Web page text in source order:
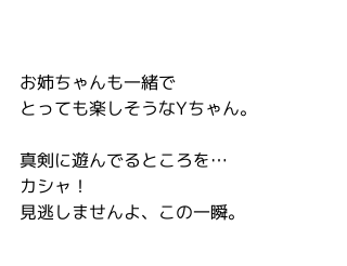
お姉ちゃんも一緒で
とっても楽しそうなYちゃん。
真剣に遊んでるところを…
カシャ！
見逃しませんよ、この一瞬。